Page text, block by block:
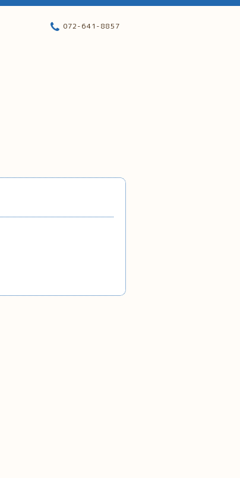
072-641-8857